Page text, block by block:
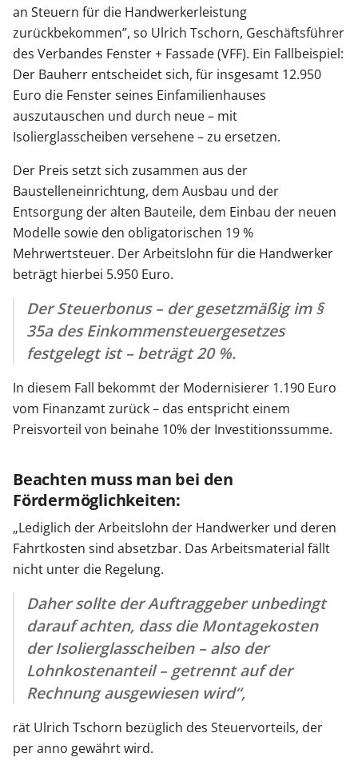
an Steuern für die Handwerkerleistung
zurückbekommen”, so Ulrich Tschorn, Geschäftsführer
des Verbandes Fenster + Fassade (VFF). Ein Fallbeispiel:
Der Bauherr entscheidet sich, für insgesamt 12.950
Euro die Fenster seines Einfamilienhauses
auszutauschen und durch neue – mit
Isolierglasscheiben versehene – zu ersetzen.
Der Preis setzt sich zusammen aus der
Baustelleneinrichtung, dem Ausbau und der
Entsorgung der alten Bauteile, dem Einbau der neuen
Modelle sowie den obligatorischen 19 %
Mehrwertsteuer. Der Arbeitslohn für die Handwerker
beträgt hierbei 5.950 Euro.
Der Steuerbonus – der gesetzmäßig im §
35a des Einkommensteuergesetzes
festgelegt ist – beträgt 20 %.
In diesem Fall bekommt der Modernisierer 1.190 Euro
vom Finanzamt zurück – das entspricht einem
Preisvorteil von beinahe 10% der Investitionssumme.
Beachten muss man bei den
Fördermöglichkeiten:
„Lediglich der Arbeitslohn der Handwerker und deren
Fahrtkosten sind absetzbar. Das Arbeitsmaterial fällt
nicht unter die Regelung.
Daher sollte der Auftraggeber unbedingt
darauf achten, dass die Montagekosten
der Isolierglasscheiben – also der
Lohnkostenanteil – getrennt auf der
Rechnung ausgewiesen wird“,
rät Ulrich Tschorn bezüglich des Steuervorteils, der
per anno gewährt wird.